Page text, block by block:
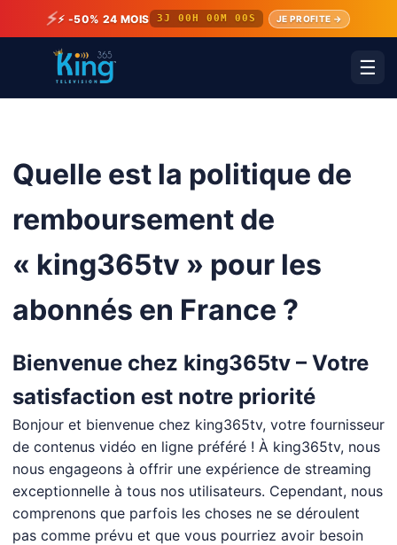
⚡⚡ -50% 24 MOIS 3J 00H 00M 00S JE PROFITE →
☰
Quelle est la politique de
remboursement de
« king365tv » pour les
abonnés en France ?
Bienvenue chez king365tv – Votre
satisfaction est notre priorité
Bonjour et bienvenue chez king365tv, votre fournisseur
de contenus vidéo en ligne préféré ! À king365tv, nous
nous engageons à offrir une expérience de streaming
exceptionnelle à tous nos utilisateurs. Cependant, nous
comprenons que parfois les choses ne se déroulent
pas comme prévu et que vous pourriez avoir besoin